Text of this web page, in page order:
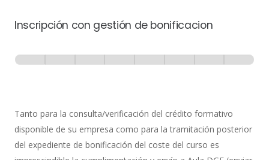
Inscripción con gestión de bonificacion
-
de
Bonificación
Tanto para la consulta/verificación del crédito formativo
disponible de su empresa como para la tramitación posterior
del expediente de bonificación del coste del curso es